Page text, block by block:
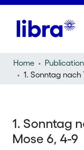
Home
1. Sonntag
Mose 6, 4-9